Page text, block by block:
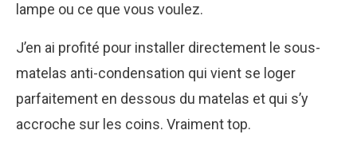
lampe ou ce que vous voulez.
J’en ai profité pour installer directement le sous-
matelas anti-condensation qui vient se loger
parfaitement en dessous du matelas et qui s’y
accroche sur les coins. Vraiment top.